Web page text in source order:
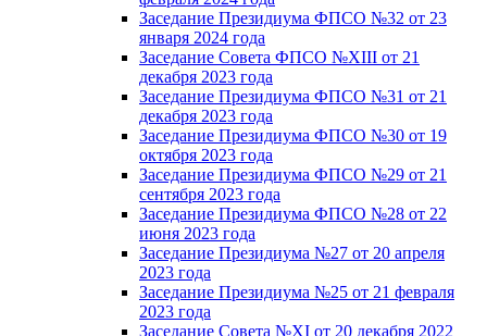
Заседание Президиума ФПСО №32 от 23
января 2024 года
Заседание Совета ФПСО №XIII от 21
декабря 2023 года
Заседание Президиума ФПСО №31 от 21
декабря 2023 года
Заседание Президиума ФПСО №30 от 19
октября 2023 года
Заседание Президиума ФПСО №29 от 21
сентября 2023 года
Заседание Президиума ФПСО №28 от 22
июня 2023 года
Заседание Президиума №27 от 20 апреля
2023 года
Заседание Президиума №25 от 21 февраля
2023 года
Заседание Совета №XI от 20 декабря 2022